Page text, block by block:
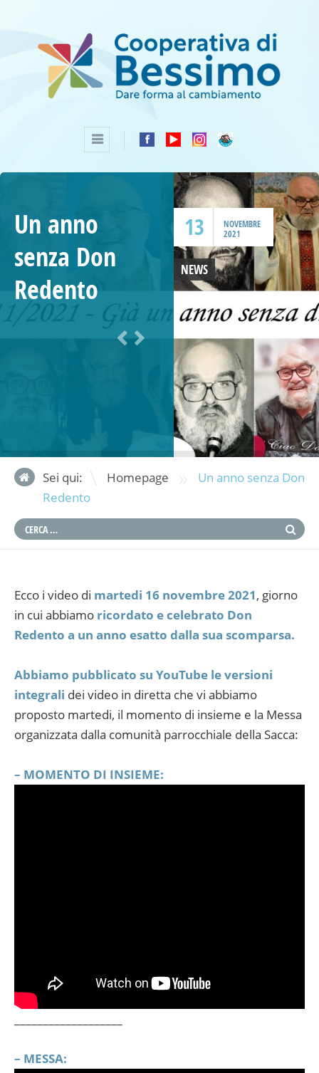
13
NOVEMBRE
2021
Un anno
senza Don
Redento
NEWS
Sei qui: Homepage »
Un anno senza Don
Redento
Ecco i video di martedi 16 novembre 2021, giorno
in cui abbiamo ricordato e celebrato Don
Redento a un anno esatto dalla sua scomparsa.
Abbiamo pubblicato su YouTube le versioni
integrali dei video in diretta che vi abbiamo
proposto martedi, il momento di insieme e la Messa
organizzata dalla comunità parrocchiale della Sacca:
– MOMENTO DI INSIEME:
– MESSA: